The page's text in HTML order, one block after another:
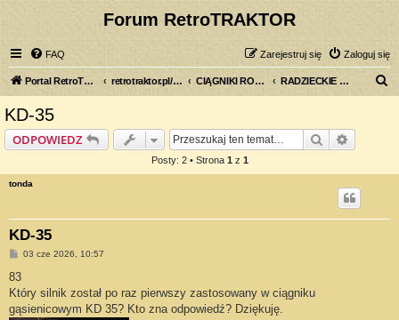
Forum RetroTRAKTOR
FAQ Zaloguj się
Zarejestruj się
Portal RetroTRAKTOR.pl retrotraktor.pl/forum CIĄGNIKI ROLNICZE RADZIECKIE CIĄGNIKI
KD-35
ODPOWIEDZ Szukaj
Posty: 2 • Strona 1 z 1
tonda
KD-35
P
s
03 cze 2026, 10:57
83
Który silnik został po raz pierwszy zastosowany w ciągniku
gąsienicowym KD 35? Kto zna odpowiedź? Dziękuję.